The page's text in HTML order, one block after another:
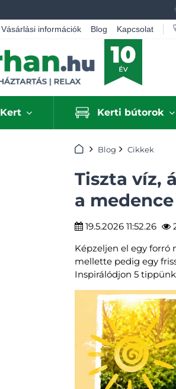
Vásárlási információk Blog Kapcsolat
Kert Kerti bútorok
Kezdőlap
Blog Cikkek
Tiszta víz,
a
19.5.2026 11:52.26
Képzeljen el egy forró
mellette pedig egy
Inspirálódjon 5